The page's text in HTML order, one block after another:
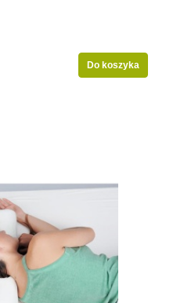
Do koszyka